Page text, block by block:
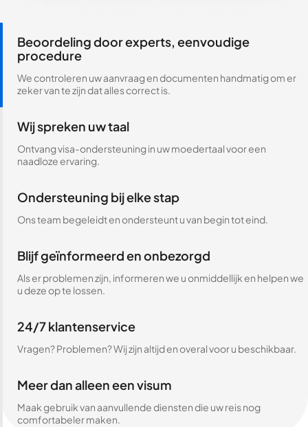
Beoordeling door experts, eenvoudige
procedure
We controleren uw aanvraag en documenten handmatig om er
zeker van te zijn dat alles correct is.
Wij spreken uw taal
Ontvang visa-ondersteuning in uw moedertaal voor een
naadloze ervaring.
Ondersteuning bij elke stap
Ons team begeleidt en ondersteunt u van begin tot eind.
Blijf geïnformeerd en onbezorgd
Als er problemen zijn, informeren we u onmiddellijk en helpen we
u deze op te lossen.
24/7 klantenservice
Vragen? Problemen? Wij zijn altijd en overal voor u beschikbaar.
Meer dan alleen een visum
Maak gebruik van aanvullende diensten die uw reis nog
comfortabeler maken.